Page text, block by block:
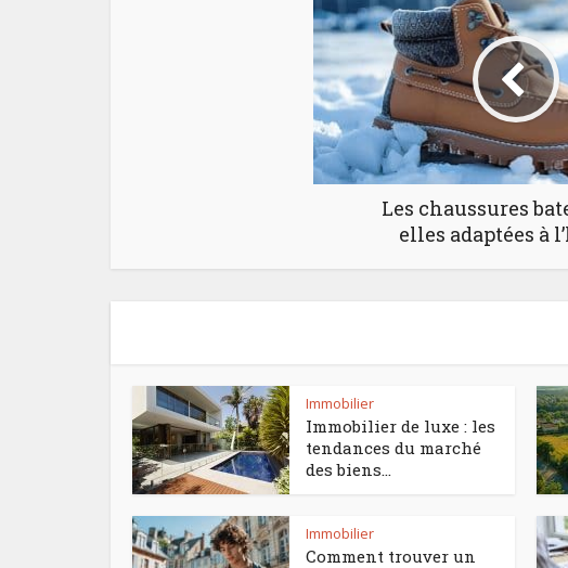
Les chaussures
elles adaptées à
Immobilier
Immobilier de luxe : les
tendances du marché
des biens...
Immobilier
Comment trouver un